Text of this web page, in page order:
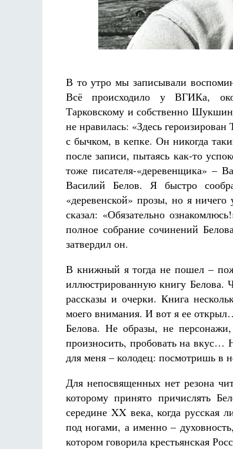
В то утро мы записывали
Всё происходило у ВГИКа,
Тарковскому и собственно
не нравилась: «Здесь
с бычком, в кепке. Он никогда
после записи, пытаясь как-то
тоже писателя-«деревенщика» –
Василий Белов. Я быстро
«деревенской» прозы, но я
сказал: «Обязательно
полное собрание сочинений
затвердил он.
В книжный я тогда не пошел –
иллюстрированную книгу Белова.
рассказы и очерки. Книга
моего внимания. И вот я ее
Белова. Не образы, не
произносить, пробовать на вкус…
для меня – колодец: посмотришь в
Для непосвященных нет резона
которому принято причислять
середине XX века, когда русская
под ногами, а именно –
котором говорила крестьянская